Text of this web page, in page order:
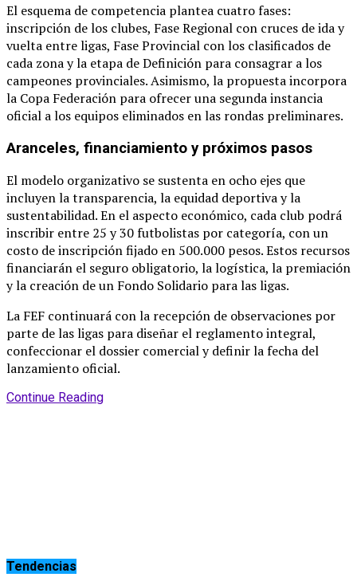
El esquema de competencia plantea cuatro fases:
inscripción de los clubes, Fase Regional con cruces de ida y
vuelta entre ligas, Fase Provincial con los clasificados de
cada zona y la etapa de Definición para consagrar a los
campeones provinciales. Asimismo, la propuesta incorpora
la Copa Federación para ofrecer una segunda instancia
oficial a los equipos eliminados en las rondas preliminares.
Aranceles, financiamiento y próximos pasos
El modelo organizativo se sustenta en ocho ejes que
incluyen la transparencia, la equidad deportiva y la
sustentabilidad. En el aspecto económico, cada club podrá
inscribir entre 25 y 30 futbolistas por categoría, con un
costo de inscripción fijado en 500.000 pesos. Estos recursos
financiarán el seguro obligatorio, la logística, la premiación
y la creación de un Fondo Solidario para las ligas.
La FEF continuará con la recepción de observaciones por
parte de las ligas para diseñar el reglamento integral,
confeccionar el dossier comercial y definir la fecha del
lanzamiento oficial.
Continue Reading
Tendencias